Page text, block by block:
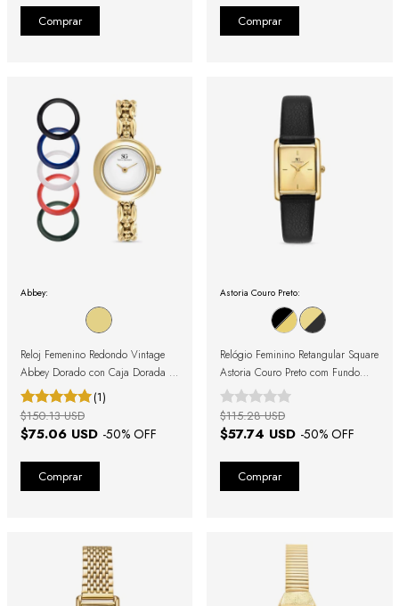
Abbey:
Reloj Femenino Redondo Vintage
Abbey Dorado con Caja Dorada y
Bisel Removible (1)
$75.06 USD -50% OFF
$150.13 USD
Astoria Couro Preto:
Relógio Feminino Retangular Square
Astoria Couro Preto com Fundo
Dourado
$57.74 USD -50% OFF
$115.28 USD